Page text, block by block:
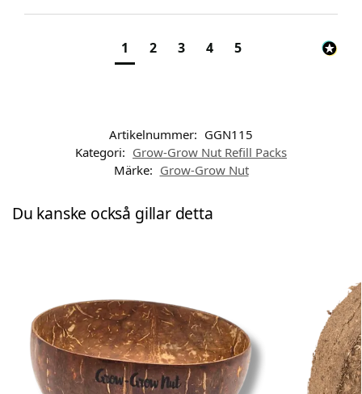
1 2 3 4 5
Artikelnummer: GGN115
Kategori: Grow-Grow Nut Refill Packs
Märke: Grow-Grow Nut
Du kanske också gillar detta